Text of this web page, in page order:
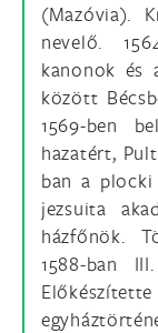
(Mazóvia).
nevelő.
kanonok és
között
1569-ben
hazatért,
ban a plocki
jezsuita
házfőnök.
1588-ban